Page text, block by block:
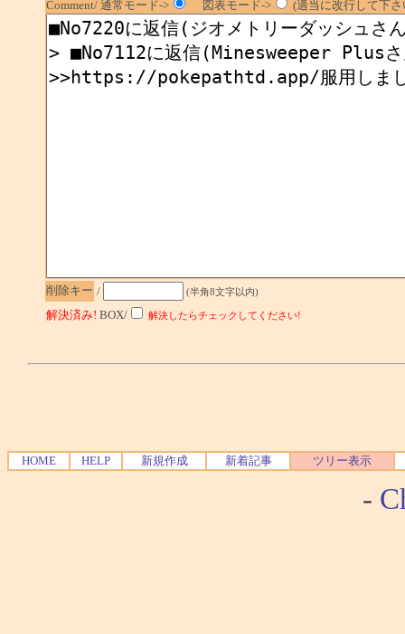
Comment/ 通常モード->
図表モード-> (適当に改行して下
削除キー / (半角8文字以内)
解決済み! BOX/ 解決したらチェックしてください!
HOME HELP 新規作成 新着記事 ツリー表示
-